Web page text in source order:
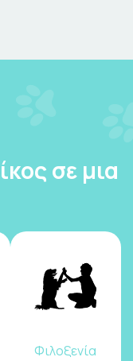
σε μια
Φιλοξενία